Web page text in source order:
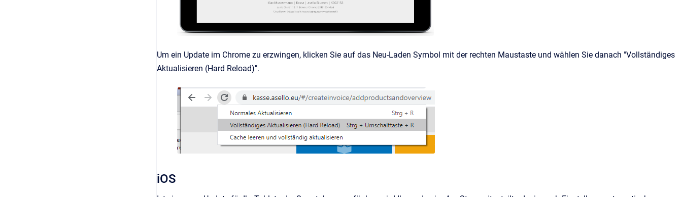
Um ein Update im Chrome zu erzwingen, klicken Sie auf das Neu-Laden Symbol mit der rechten Maustaste und wählen Sie danach "Vollständiges
Aktualisieren (Hard Reload)".
iOS